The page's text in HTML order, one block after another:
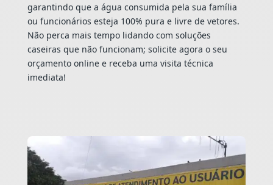
garantindo que a água consumida pela sua família
ou funcionários esteja 100% pura e livre de vetores.
Não perca mais tempo lidando com soluções
caseiras que não funcionam; solicite agora o seu
orçamento online e receba uma visita técnica
imediata!